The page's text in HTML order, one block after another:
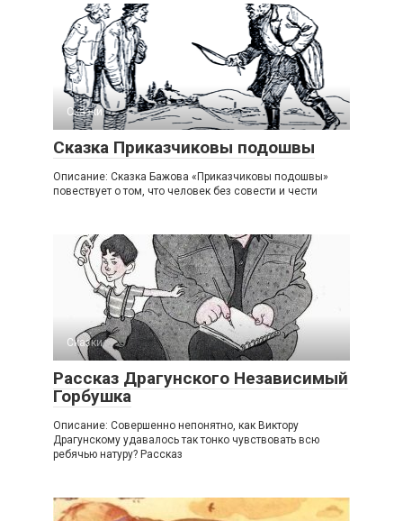
Сказки
Сказка Приказчиковы подошвы
Описание: Сказка Бажова «Приказчиковы подошвы»
повествует о том, что человек без совести и чести
Сказки
Рассказ Драгунского Независимый
Горбушка
Описание: Совершенно непонятно, как Виктору
Драгунскому удавалось так тонко чувствовать всю
ребячью натуру? Рассказ